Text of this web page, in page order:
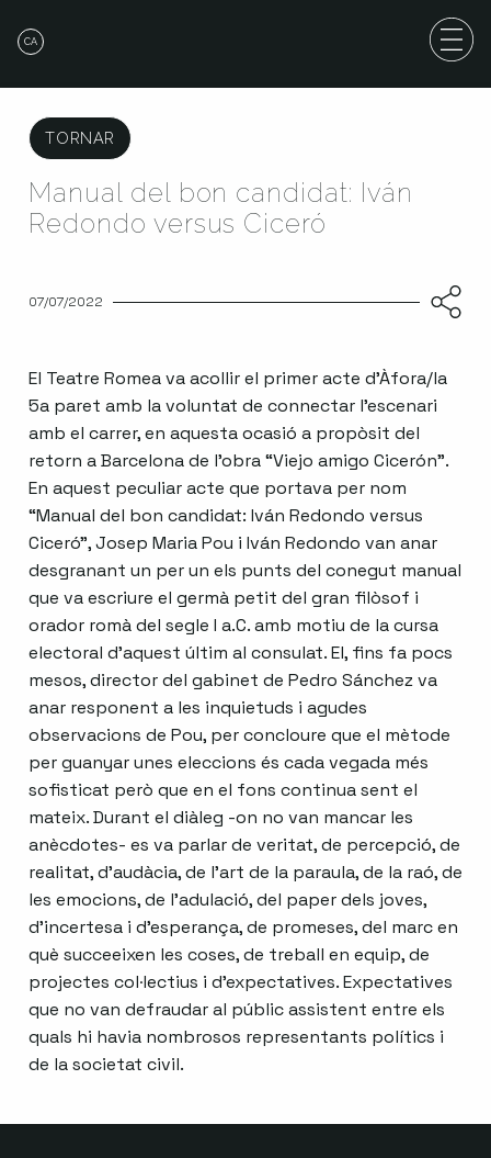
CA
TORNAR
Manual del bon candidat: Iván
Redondo versus Ciceró
07/07/2022
El Teatre Romea va acollir el primer acte d’Àfora/la
5a paret amb la voluntat de connectar l’escenari
amb el carrer, en aquesta ocasió a propòsit del
retorn a Barcelona de l’obra “Viejo amigo Cicerón”.
En aquest peculiar acte que portava per nom
“Manual del bon candidat: Iván Redondo versus
Ciceró”, Josep Maria Pou i Iván Redondo van anar
desgranant un per un els punts del conegut manual
que va escriure el germà petit del gran filòsof i
orador romà del segle I a.C. amb motiu de la cursa
electoral d’aquest últim al consulat. El, fins fa pocs
mesos, director del gabinet de Pedro Sánchez va
anar responent a les inquietuds i agudes
observacions de Pou, per concloure que el mètode
per guanyar unes eleccions és cada vegada més
sofisticat però que en el fons continua sent el
mateix. Durant el diàleg -on no van mancar les
anècdotes- es va parlar de veritat, de percepció, de
realitat, d’audàcia, de l’art de la paraula, de la raó, de
les emocions, de l’adulació, del paper dels joves,
d’incertesa i d’esperança, de promeses, del marc en
què succeeixen les coses, de treball en equip, de
projectes col·lectius i d’expectatives. Expectatives
que no van defraudar al públic assistent entre els
quals hi havia nombrosos representants polítics i
de la societat civil.